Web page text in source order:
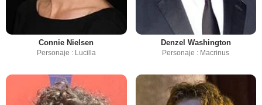
Connie Nielsen
Personaje : Lucilla
Denzel Washington
Personaje : Macrinus